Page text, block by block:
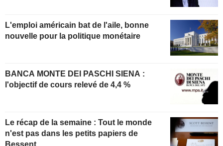
L'emploi américain bat de l'aile, bonne
nouvelle pour la politique monétaire
BANCA MONTE DEI PASCHI SIENA :
l'objectif de cours relevé de 4,4 %
Le récap de la semaine : Tout le monde
n'est pas dans les petits papiers de